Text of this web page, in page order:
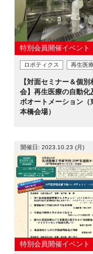
特別会員開催イベント
ロボティクス 再生医
【対面セミナー＆個別
会】再生医療の自動化
ボオートメーション（
本橋会場）
開催日: 2023.10.23 (月)
特別会員開催イベント